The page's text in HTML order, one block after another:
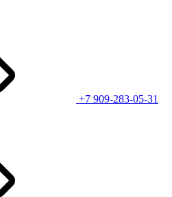
+7 909-283-05-31